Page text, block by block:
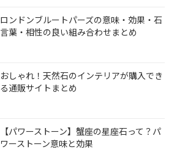
ロンドンブルートパーズの意味・効果・石
言葉・相性の良い組み合わせまとめ
おしゃれ！天然石のインテリアが購入でき
る通販サイトまとめ
【パワーストーン】蟹座の星座石って？パ
ワーストーン意味と効果